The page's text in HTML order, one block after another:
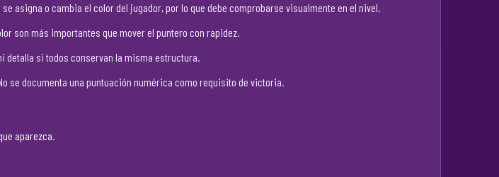
asigna o cambia el color del jugador, por lo que debe comprobarse visualmente en el nivel.
son más importantes que mover el puntero con rapidez.
detalla si todos conservan la misma estructura.
se documenta una puntuación numérica como requisito de victoria.
aparezca.